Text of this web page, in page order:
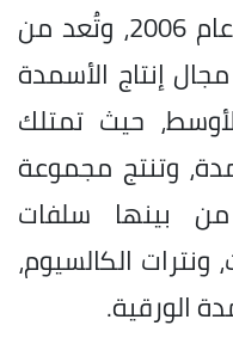
وتأسست شركة "إيفرجرو" عام 2006، وتُعد من
إنتاج الأسمدة
حيث تمتلك
وتنتج مجموعة
من بينها سلفات
ونترات الكالسيوم،
الورقية.